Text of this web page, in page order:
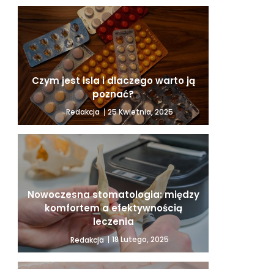
Czym jest isla i dlaczego warto ją
poznać?
Redakcja 25 Kwietnia, 2025
Nowoczesna stomatologia: między
komfortem a efektywnością
leczenia
Redakcja 18 Lutego, 2025